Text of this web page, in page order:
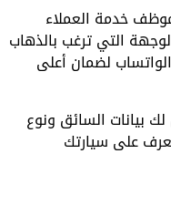
العملاء
التي ترغب بالذهاب
لضمان أعلى
السائق ونوع
على سيارتك